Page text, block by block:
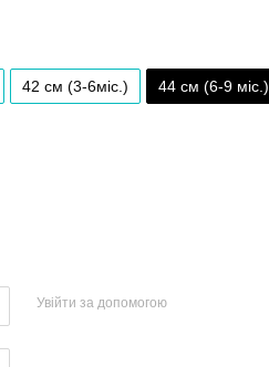
42 см (3-6міс.) 44 см (6-9 міс.)
Увійти за допомогою